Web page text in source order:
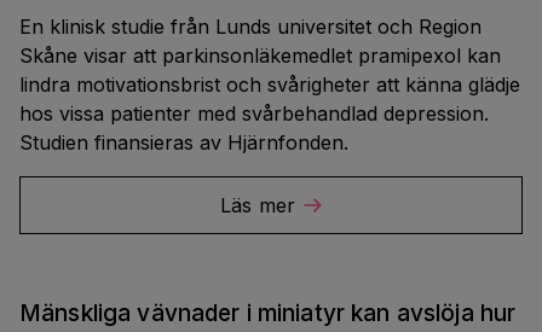
En klinisk studie från Lunds universitet och Region
Skåne visar att parkinsonläkemedlet pramipexol kan
lindra motivationsbrist och svårigheter att känna glädje
hos vissa patienter med svårbehandlad depression.
Studien finansieras av Hjärnfonden.
Läs mer
Mänskliga vävnader i miniatyr kan avslöja hur